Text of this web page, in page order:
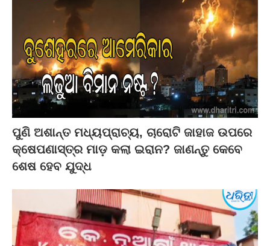
ପୁଣି ଅଶାନ୍ତ ମଧ୍ୟପ୍ରାଚ୍ୟ, ଚାରୋଟି ଜାହାଜ ଉପରେ
କ୍ଷେପଣାସ୍ତ୍ର ମାଡ଼ କଲା ଇରାନ? ଜାଣନ୍ତୁ କେବେ
ଶେଷ ହେବ ଯୁଦ୍ଧ